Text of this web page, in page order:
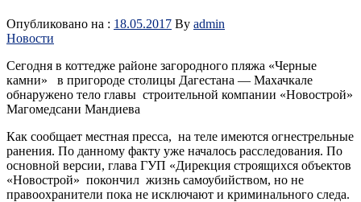
Опубликовано на : 18.05.2017 By admin
Новости
Сегодня в коттедже районе загородного пляжа «Черные
камни» в пригороде столицы Дагестана — Махачкале
обнаружено тело главы строительной компании «Новострой»
Магомедсани Мандиева
Как сообщает местная пресса, на теле имеются огнестрельные
ранения. По данному факту уже началось расследования. По
основной версии, глава ГУП «Дирекция строящихся объектов
«Новострой» покончил жизнь самоубийством, но не
правоохранители пока не исключают и криминального следа.